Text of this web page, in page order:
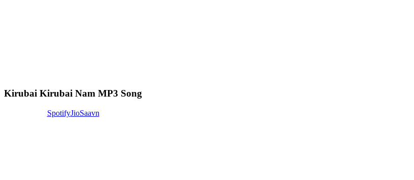
Kirubai Kirubai Nam MP3 Song
SpotifyJioSaavn